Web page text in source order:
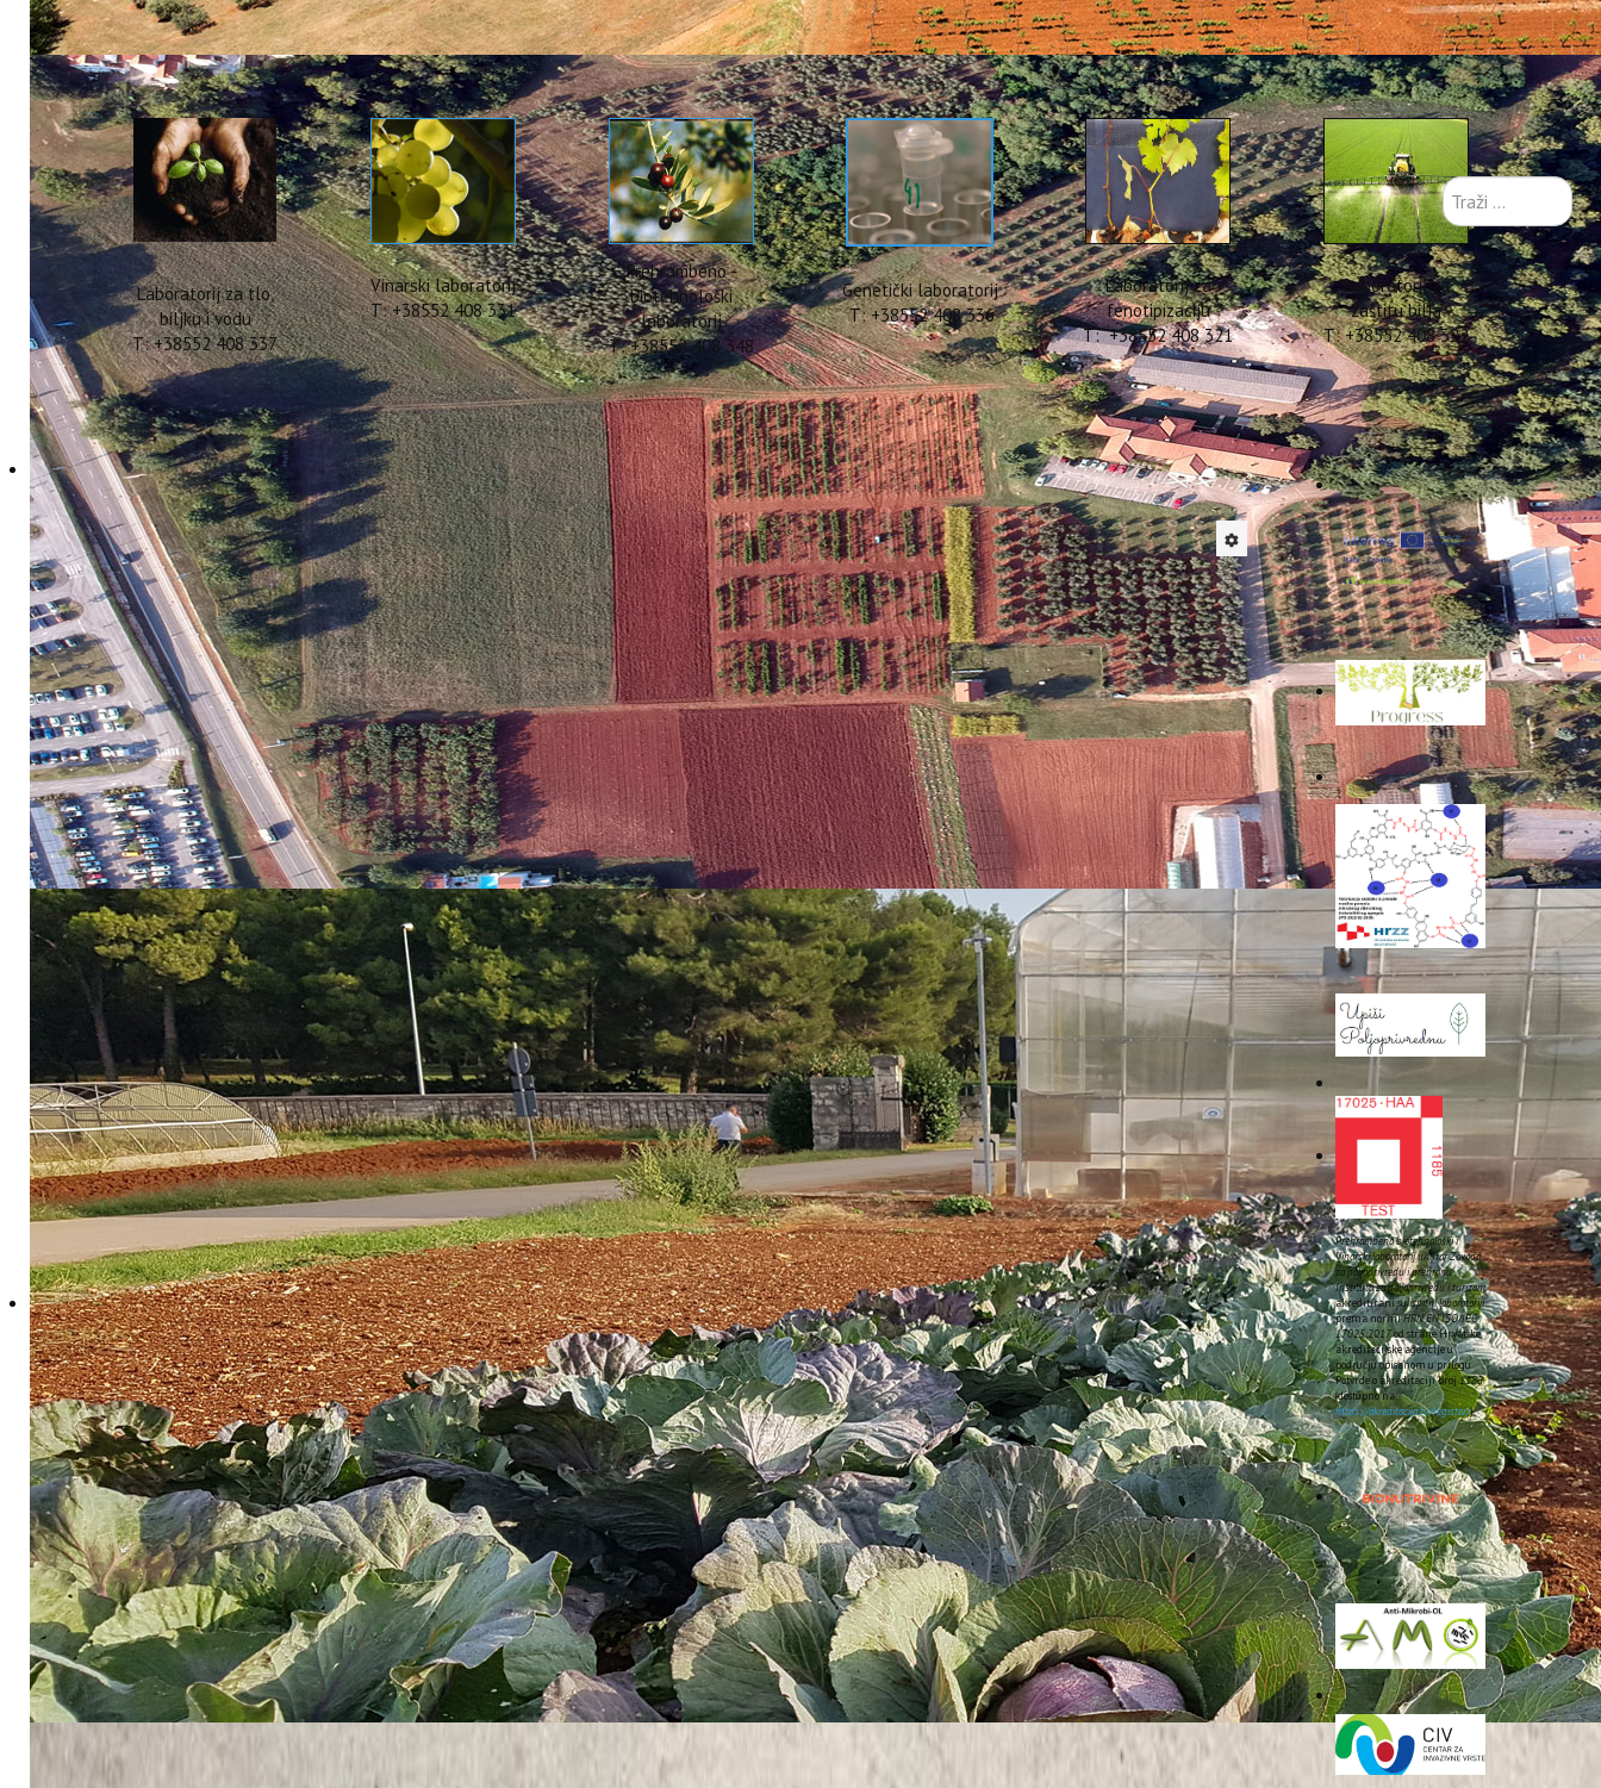
Laboratorij za tlo,
biljku i vodu
T: +38552 408 337
Vinarski laboratorij
T: +38552 408 331
Prehrambeno -
biotehnološki
laboratorij
T: +38552 408 348
Genetički laboratorij
T: +38552 408 336
Laboratorij za
fenotipizaciju
T: +38552 408 321
Laboratorij za
zaštitu bilja
T: +38552 408 322
Poziv na radionicu projekta ConsumeLess Plus u Puli
10 Veljača 2022 Hitova: 2912
Zadovoljstvo nam je pozvati Vas na radionicu u okviru projektaConsumeLess Plusu organizaciji Instituta za
poljoprivredu i turizam i Turističke zajednice grada Pule koja će se održati15. veljače 2022. online putem
Zoom aplikacije.Radionica je namijenjena smještajnim objektima, kafićima, restoranima, trgovinama hranom i
rukotvorinama, hotelima te odmaralištima na plaži koji su zainteresirani saznati više o ConsumelessMed oznaci i
uključiti se u projekt radi dobivanja ConsumelessMed oznake. Svi oni koji zadovolje određene kriterije i steknu
ConsumelessMed oznaku imaju pravo biti promovirani na ConsumelessMed platformi:https://www.consumelessmed.org. Kratki video o projektu
dostupan je napoveznici.
Radionica će se organizirati putem Zoom aplikacije, a svi dionici koji se prijave dobit će putem maila poveznicu za online praćenje radionice.
PROGRAM RADIONICE
10:00 - 10:15 Registracija sudionika
10:15 - 10:20 Pozdravni govor – direktorica Turističke zajednice grada Pule, Sanja Cinkopan Korotaj,
10:20 - 10:30 Predstavljanje projekta ConsumelessPlus, dr. sc. Kristina Brščić,
10:30 - 10:40 ConsumelessMed smjernice, Joelle Živolić
10:40 - 11:00 ConsumeLess model – kriteriji, Tina Šugar Korda
11:00 - 11:10 Consume-less kampanja podizanja svijesti, Rosela Kružić
11:10 - 11:20 Consumeless platforma, Katarina Lovrečić
11:20 - 11:35 Rasprava i pitanja
Radionica je besplatna za sve sudionike.
Vaš doprinos smatramo iznimno važnim i nadamo se da ćete nam se pridružiti.
Ljubazno Vas molimo da Vaše sudjelovanje na radionici potvrdite na e-mail adresu:consumelessplus@iptpo.hrili na broj telefona 052/ 408 308.
Raspored održavanja radionica:
11. 2. Grad Labin
15. 2. TZG Pula
17. 2. Grad Rovinj
22. 2. Grad Poreč
24. 2. Grad Novigrad
Poziv na radionicu
Pret Sljedeće
Prehrambeno biotehnološki i
Vinarski laboratorij unutar Zavoda
za poljoprivredu i prehranu
Instituta za poljoprivredu i turizam
akreditirani suispitni laboratoriji
prema normiHRN EN ISO/IEC
17025:2017od strane Hrvatske
akreditacijske agencije u
području opisanom u prilogu
Potvrde o akreditaciji broj 1185
(dostupno na:
https://akreditacija.hr/registar/).
Traži
...